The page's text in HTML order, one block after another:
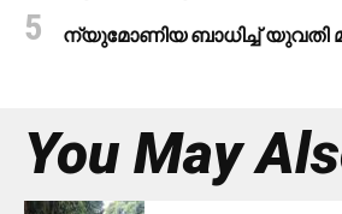
ന്യുമോണിയ ബാധിച്ച് യുവതി
You May